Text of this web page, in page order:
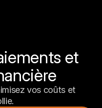
et
vos coûts et